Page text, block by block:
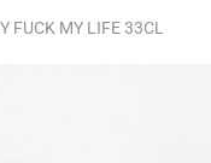
FUCK MY LIFE 33CL